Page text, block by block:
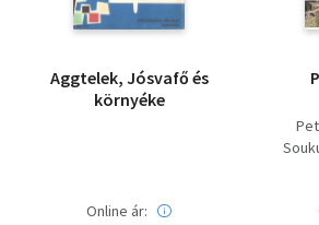
Aggtelek, Jósvafő és
környéke
Online ár: